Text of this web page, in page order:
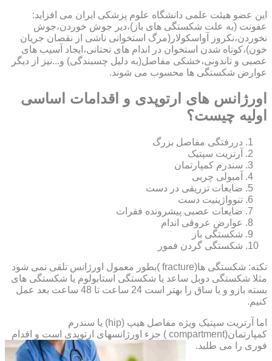
این عضو هیئت علمی دانشگاه علوم پزشکی ایران می افزاید:
عفونت (به علت شکستگی های باز)،دیر جوش خوردن،جوش
نخوردن،نکروز آواسکولار(مرگ استخوانی ناشی از نقصان جریان
خون)،کوتاه شدن استخوان در اندام های تحتانی،ایجاد آسیب های
عصبی و تاندونی،خشکی مفاصل(به دلیل چسبندگی) و...نیز از دیگر
عوارض شکستگی ها محسوب می شوند.
اورژانس های ارتوپدی و اقدامات اساسی
اولیه چیست؟
دررفتگی مفاصل بزرگ
آرتریت سپتیک
سندرم کمپارتمان
آمبولی چربی
ضایعات تزریقی در دست
تنوواژینیت دست
ضایعات عصبی پیشرونده فقرات
عوارض عروقی اندام
شکستگی باز
شکستگی گردن فمور
نکته: شکستگی ها(fracture )بطور معمول اورژانس تلقی نمی شود
مثلا شکستگی دوبل ساعد یا شکستگی استابولوم یا شکستگی های
بسته بازو و یا ساق را بهتر است 24 ساعت تا 48 ساعت بعد عمل
کنیم.
اما آرتریت سپتیک ویژه مفاصل هیپ (hip) یا سندرم
کمپارتمان(compartment ) جزء اورژانسهای ارتوپدی است و اقدام
فوری را می طلبد.